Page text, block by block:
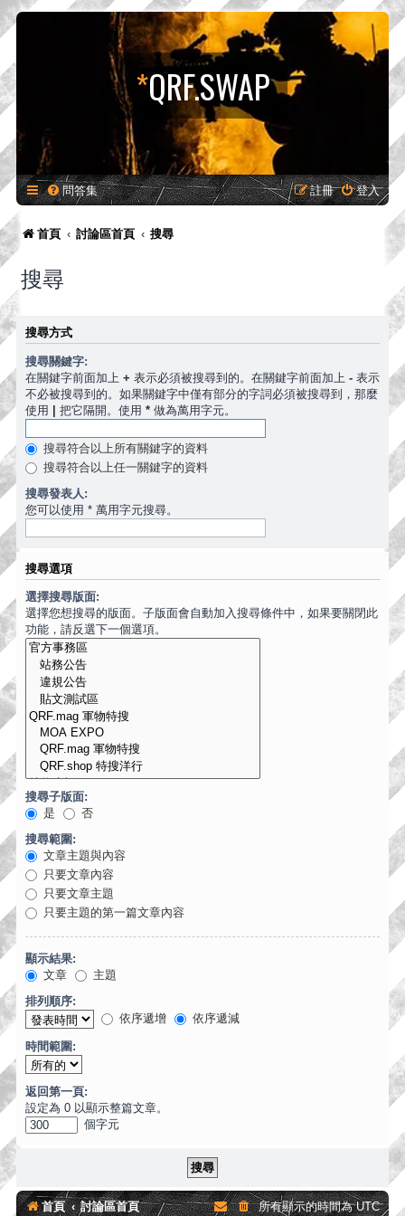
*QRF.SWAP
問答集 登入
註冊
首頁 討論區首頁 搜尋
搜尋
搜尋方式
搜尋關鍵字:
在關鍵字前面加上 + 表示必須被搜尋到的。在關鍵字前面加上 - 表示
不必被搜尋到的。如果關鍵字中僅有部分的字詞必須被搜尋到，那麼
使用 | 把它隔開。使用 * 做為萬用字元。
搜尋符合以上所有關鍵字的資料
搜尋符合以上任一關鍵字的資料
搜尋發表人:
您可以使用 * 萬用字元搜尋。
搜尋選項
選擇搜尋版面:
選擇您想搜尋的版面。子版面會自動加入搜尋條件中，如果要關閉此
功能，請反選下一個選項。
搜尋子版面:
是
否
搜尋範圍:
文章主題與內容
只要文章內容
只要文章主題
只要主題的第一篇文章內容
顯示結果:
文章
主題
排列順序:
依序遞增
依序遞減
時間範圍:
返回第一頁:
設定為 0 以顯示整篇文章。
個字元
首頁 討論區首頁 所有顯示的時間為UTC